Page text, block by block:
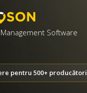
Software
pentru 500+ producători